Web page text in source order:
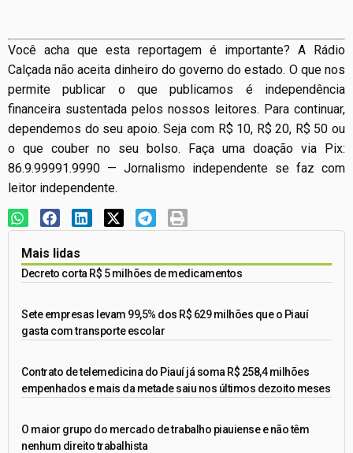
Você acha que esta reportagem é importante? A Rádio
Calçada não aceita dinheiro do governo do estado. O que nos
permite publicar o que publicamos é independência
financeira sustentada pelos nossos leitores. Para continuar,
dependemos do seu apoio. Seja com R$ 10, R$ 20, R$ 50 ou
o que couber no seu bolso. Faça uma doação via Pix:
86.9.99991.9990 — Jornalismo independente se faz com
leitor independente.
Mais lidas
Decreto corta R$ 5 milhões de medicamentos
Sete empresas levam 99,5% dos R$ 629 milhões que o Piauí
gasta com transporte escolar
Contrato de telemedicina do Piauí já soma R$ 258,4 milhões
empenhados e mais da metade saiu nos últimos dezoito meses
O maior grupo do mercado de trabalho piauiense e não têm
nenhum direito trabalhista